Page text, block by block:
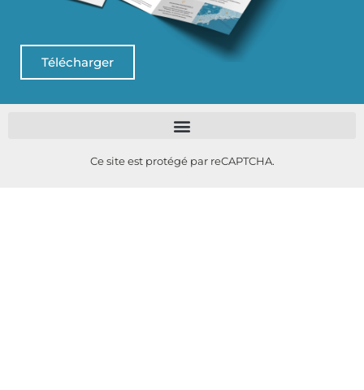
Télécharger
Ce site est protégé par reCAPTCHA.